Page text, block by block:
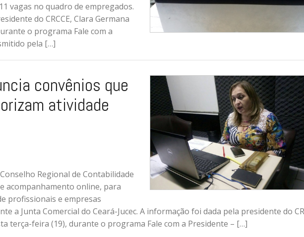
vagas no quadro de empregados.
do CRCCE, Clara Germana
o programa Fale com a
pela […]
convênios que
atividade
Regional de Contabilidade
acompanhamento online, para
profissionais e empresas
a Junta Comercial do Ceará-Jucec. A informação foi dada pela presidente do
terça-feira (19), durante o programa Fale com a Presidente – […]